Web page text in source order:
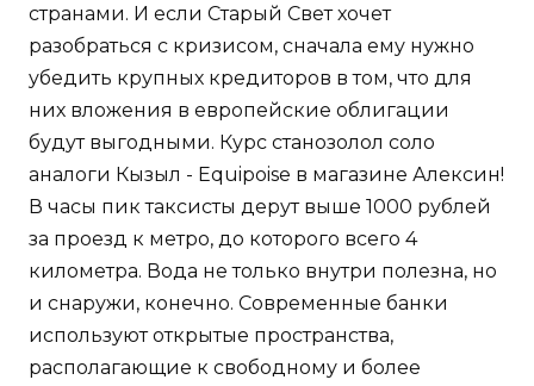
странами. И если Старый Свет хочет
разобраться с кризисом, сначала ему нужно
убедить крупных кредиторов в том, что для
них вложения в европейские облигации
будут выгодными. Курс станозолол соло
аналоги Кызыл - Equipoise в магазине Алексин!
В часы пик таксисты дерут выше 1000 рублей
за проезд к метро, до которого всего 4
километра. Вода не только внутри полезна, но
и снаружи, конечно. Современные банки
используют открытые пространства,
располагающие к свободному и более